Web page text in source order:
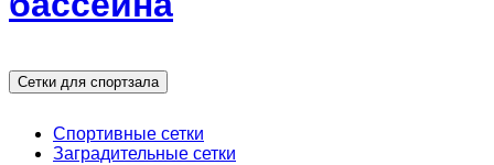
Сетки для спортзала
Спортивные сетки
Заградительные сетки